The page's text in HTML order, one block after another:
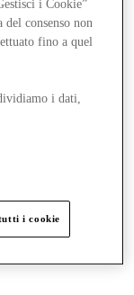
i Cookie”
consenso non
fino a quel
i dati,
i cookie